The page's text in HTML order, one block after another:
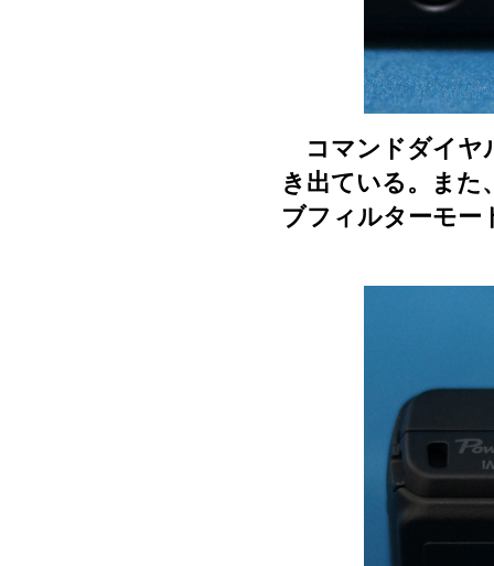
コマンドダイヤ
き出ている。また
ブフィルターモー